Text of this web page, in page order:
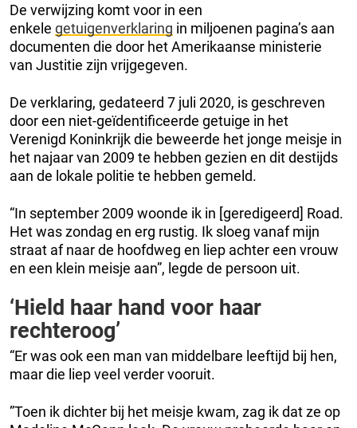
De verwijzing komt voor in een
enkele getuigenverklaring in miljoenen pagina’s aan
documenten die door het Amerikaanse ministerie
van Justitie zijn vrijgegeven.
De verklaring, gedateerd 7 juli 2020, is geschreven
door een niet-geïdentificeerde getuige in het
Verenigd Koninkrijk die beweerde het jonge meisje in
het najaar van 2009 te hebben gezien en dit destijds
aan de lokale politie te hebben gemeld.
“In september 2009 woonde ik in [geredigeerd] Road.
Het was zondag en erg rustig. Ik sloeg vanaf mijn
straat af naar de hoofdweg en liep achter een vrouw
en een klein meisje aan”, legde de persoon uit.
‘Hield haar hand voor haar
rechteroog’
“Er was ook een man van middelbare leeftijd bij hen,
maar die liep veel verder vooruit.
”Toen ik dichter bij het meisje kwam, zag ik dat ze op